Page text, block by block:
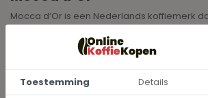
Mocca d’Or is een Nederlands koffiemerk
bieden een uitgebalanceerde smaak. Dit is
koffie.
Toestemming Details